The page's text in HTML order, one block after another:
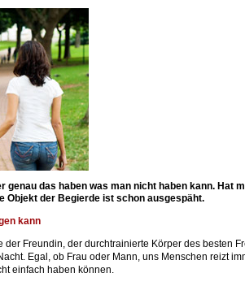
genau das haben was man nicht haben kann. Hat
Objekt der Begierde ist schon ausgespäht.
kann
Freundin, der durchtrainierte Körper des besten
Egal, ob Frau oder Mann, uns Menschen reizt
einfach haben können.